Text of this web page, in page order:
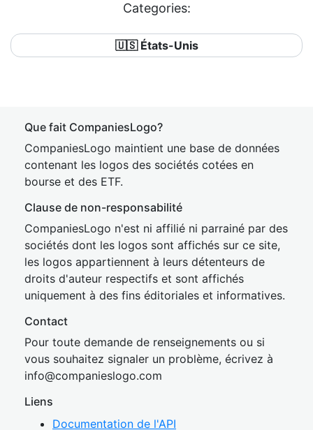
Categories:
🇺🇸 États-Unis
Que fait CompaniesLogo?
CompaniesLogo maintient une base de données
contenant les logos des sociétés cotées en
bourse et des ETF.
Clause de non-responsabilité
CompaniesLogo n'est ni affilié ni parrainé par des
sociétés dont les logos sont affichés sur ce site,
les logos appartiennent à leurs détenteurs de
droits d'auteur respectifs et sont affichés
uniquement à des fins éditoriales et informatives.
Contact
Pour toute demande de renseignements ou si
vous souhaitez signaler un problème, écrivez à
info@companieslogo.com
Liens
Documentation de l'API